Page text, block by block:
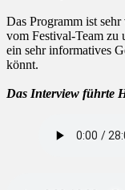
Das Programm ist
vom Festival-Team zu
ein sehr informatives
könnt.
Das Interview führte